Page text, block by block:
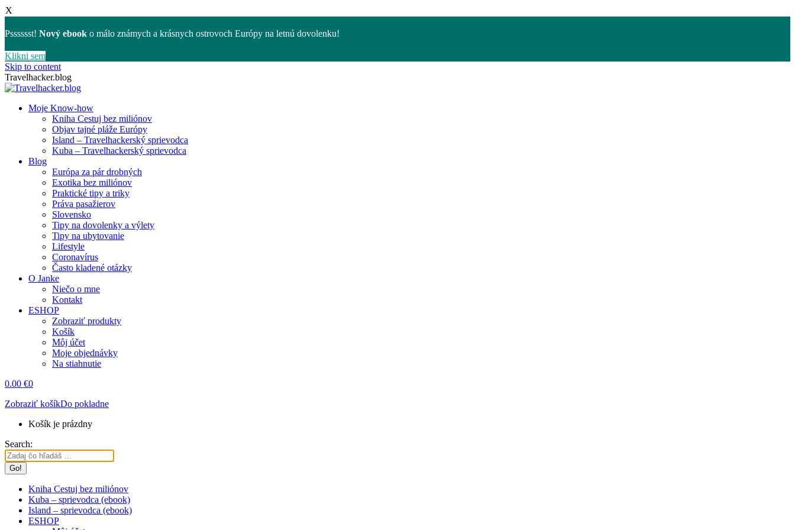
X
Psssssst! Nový ebook o málo známych a krásnych ostrovoch Európy na letnú dovolenku!
Klikni sem
Skip to content
Travelhacker.blog
Moje Know-how
Kniha Cestuj bez miliónov
Objav tajné pláže Európy
Island – Travelhackerský sprievodca
Kuba – Travelhackerský sprievodca
Blog
Európa za pár drobných
Exotika bez miliónov
Praktické tipy a triky
Práva pasažierov
Slovensko
Tipy na dovolenky a výlety
Tipy na ubytovanie
Lifestyle
Coronavírus
Často kladené otázky
O Janke
Niečo o mne
Kontakt
ESHOP
Zobraziť produkty
Košík
Môj účet
Moje objednávky
Na stiahnutie
0.00 €0
Zobraziť košíkDo pokladne
Košík je prázdny
Search:
Kniha Cestuj bez miliónov
Kuba – sprievodca (ebook)
Island – sprievodca (ebook)
ESHOP